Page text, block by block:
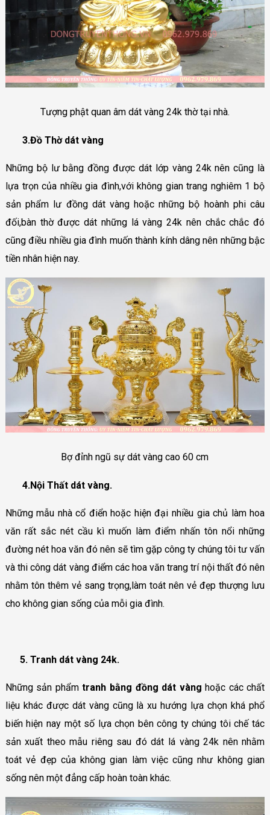
Tượng phật quan âm dát vàng 24k thờ tại nhà.
3.Đồ Thờ dát vàng
Những bộ lư bằng đồng được dát lớp vàng 24k nên cũng là
lựa trọn của nhiều gia đình,với không gian trang nghiêm 1 bộ
sản phẩm lư đồng dát vàng hoặc những bộ hoành phi câu
đối,bàn thờ được dát những lá vàng 24k nên chắc chắc đó
cũng điều nhiều gia đình muốn thành kính dâng nên những bậc
tiền nhân hiện nay.
Bợ đỉnh ngũ sự dát vàng cao 60 cm
4.Nội Thất dát vàng.
Những mẫu nhà cổ điển hoặc hiện đại nhiều gia chủ làm hoa
văn rất sắc nét cầu kì muốn làm điểm nhấn tôn nổi những
đường nét hoa văn đó nên sẽ tìm gặp công ty chúng tôi tư vấn
và thi công dát vàng điểm các hoa văn trang trí nội thất đó nên
nhằm tôn thêm vẻ sang trọng,làm toát nên vẻ đẹp thượng lưu
cho không gian sống của mỗi gia đình.
5. Tranh dát vàng 24k.
Những sản phẩmtranh bằng đồng dát vàng hoặc các chất
liệu khác được dát vàng cũng là xu hướng lựa chọn khá phổ
biến hiện nay một số lựa chọn bên công ty chúng tôi chế tác
sản xuất theo mẫu riêng sau đó dát lá vàng 24k nên nhằm
toát vẻ đẹp của không gian làm việc cũng như không gian
sống nên một đẳng cấp hoàn toàn khác.